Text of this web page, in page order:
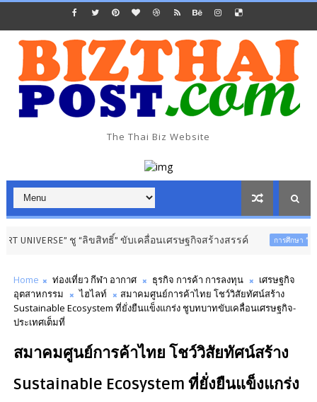
The Thai Biz Website
ชู “ลิขสิทธิ์” ขับเคลื่อนเศรษฐกิจสร้างสรรค์ การศึกษา วิทย์-เทคโนฯ
Home ท่องเที่ยว กีฬา อากาศ ธุรกิจ การค้า การลงทุน
เศรษฐกิจ
อุตสาหกรรม
ไฮไลท์
สมาคมศูนย์การค้าไทย โชว์วิสัยทัศน์สร้าง
Sustainable Ecosystem ที่ยั่งยืนแข็งแกร่ง ชูบทบาทขับเคลื่อนเศรษฐกิจ-
ประเทศเต็มที่
สมาคมศูนย์การค้าไทย โชว์วิสัยทัศน์สร้าง
Sustainable Ecosystem ที่ยั่งยืนแข็งแกร่ง